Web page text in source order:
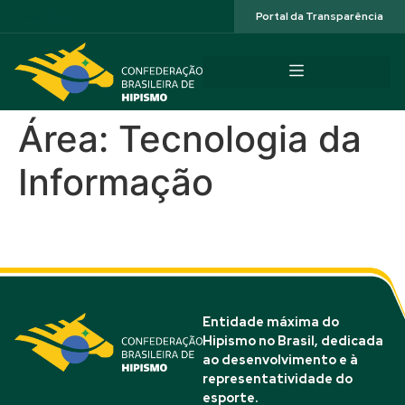
Portal da Transparência
Área: Tecnologia da
Informação
Entidade máxima do
Hipismo no Brasil, dedicada
ao desenvolvimento e à
representatividade do
esporte.